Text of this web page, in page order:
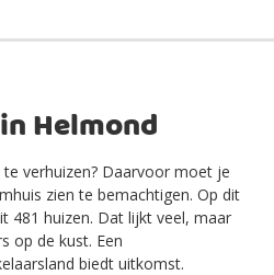
Helmond
verhuizen? Daarvoor moet je
zien te bemachtigen. Op dit
481 huizen. Dat lijkt veel, maar
op de kust. Een
biedt uitkomst.